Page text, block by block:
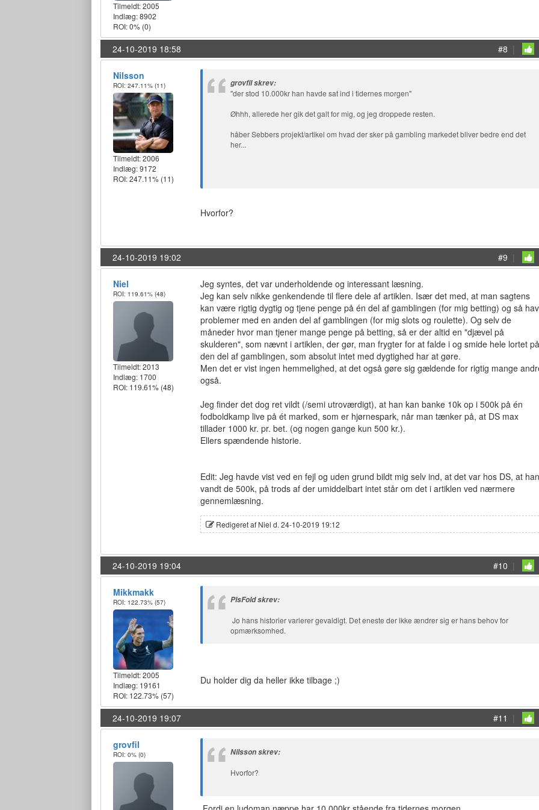
Tilmeldt:2005
Indlæg: 8902
ROI: 0% (0)
24-10-2019 18:58 #8 |
Nilsson
ROI: 247.11% (11)
Tilmeldt:2006
Indlæg: 9172
ROI: 247.11% (11)
grovfil skrev:
"der stod 10.000kr han havde sat ind i tidernes morgen"
Øhhh, allerede her gik det galt for mig, og jeg droppede resten.
håber Sebbers projekt/artikel om hvad der sker på gambling markedet bliver bedre end det
her...
Hvorfor?
24-10-2019 19:02 #9 |
Niel
ROI: 119.61% (48)
Tilmeldt:2013
Indlæg: 1700
ROI: 119.61% (48)
Jeg syntes, det var underholdende og interessant læsning.
Jeg kan selv nikke genkendende til flere dele af artiklen. Især det med, at man sagtens
kan være rigtig dygtig og tjene penge på én del af gamblingen (for mig betting) og så
problemer med en anden del af gamblingen (for mig slots og roulette). Og selv de
måneder hvor man tjener mange penge på betting, så er der altid en "djævel på
skulderen", som nævnt i artiklen, der gør, man frygter for at falde i og smide hele lortet på
den del af gamblingen, som absolut intet med dygtighed har at gøre.
Men det er vist ingen hemmelighed, at det også gøre sig gældende for rigtig mange
også.
Jeg finder det dog ret vildt (/semi utroværdigt), at han kan banke 10k op i 500k på én
fodboldkamp live på ét marked, som er hjørnespark, når man tænker på, at DS max
tillader 1000 kr. pr. bet. (og nogen gange kun 500 kr.).
Ellers spændende historie.
Edit: Jeg havde vist ved en fejl og uden grund bildt mig selv ind, at det var hos DS, at han
vandt de 500k, på trods af der umiddelbart intet står om det i artiklen ved nærmere
gennemlæsning.
Redigeret af Niel d. 24-10-2019 19:12
24-10-2019 19:04 #10 |
Mikkmakk
ROI: 122.73% (57)
Tilmeldt:2005
Indlæg: 19161
ROI: 122.73% (57)
PlsFold skrev:
Jo hans historier varierer gevaldigt. Det eneste der ikke ændrer sig er hans behov for
opmærksomhed.
Du holder dig da heller ikke tilbage ;)
24-10-2019 19:07 #11 |
grovfil
ROI: 0% (0)
Nilsson skrev:
Hvorfor?